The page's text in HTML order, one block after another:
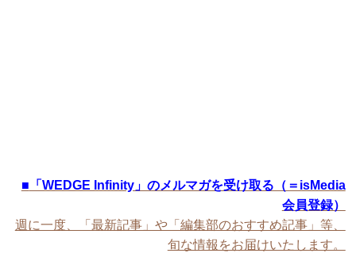
■ 「WEDGE Infinity」のメルマガを受け取る（＝isMedia
会員登録）
週に一度、「最新記事」や「編集部のおすすめ記事」等、
旬な情報をお届けいたします。